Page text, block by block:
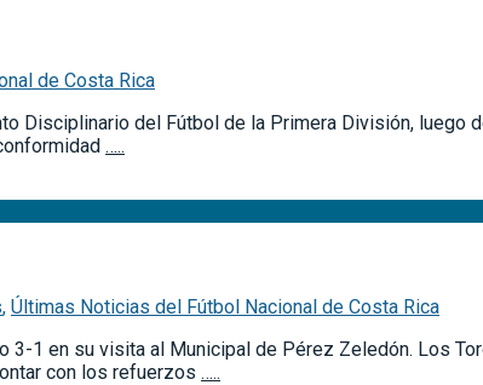
de Costa Rica
Disciplinario del Fútbol de la Primera División, luego
…..
, Últimas Noticias del Fútbol Nacional de Costa Rica
3-1 en su visita al Municipal de Pérez Zeledón. Los
con los refuerzos …..